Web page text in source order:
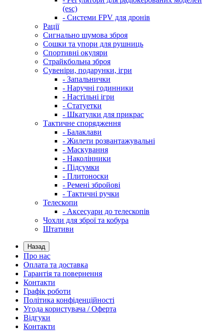
(esc)
- Системи FPV для дронів
Рації
Сигнально шумова зброя
Сошки та упори для рушниць
Спортивні окуляри
Страйкбольна зброя
Сувеніри, подарунки, ігри
- Запальнички
- Наручні годинники
- Настільні ігри
- Статуетки
- Шкатулки для прикрас
Тактичне спорядження
- Балаклави
- Жилети розвантажувальні
- Маскування
- Наколінники
- Підсумки
- Плитоноски
- Ремені збройові
- Тактичні ручки
Телескопи
- Аксесуари до телескопів
Чохли для зброї та кобура
Штативи
Назад
Про нас
Оплата та доставка
Гарантія та повернення
Контакти
Графік роботи
Політика конфіденційності
Угода користувача / Оферта
Відгуки
Контакти